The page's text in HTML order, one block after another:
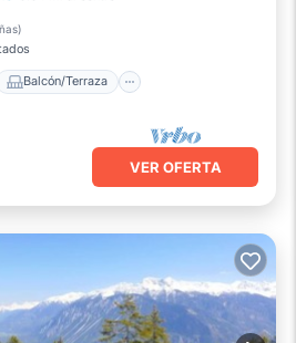
)
Balcón/Terraza
Aparcamiento
VER OFERTA